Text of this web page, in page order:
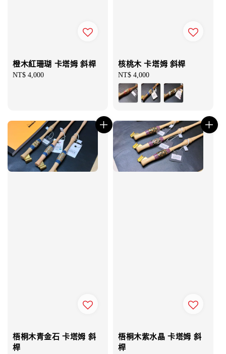
橙木紅珊瑚 卡塔姆 斜桿
Regular
NT$ 4,000
核桃木 卡塔姆 斜桿
Regular
price
NT$ 4,000
梧桐木青金石 卡塔姆 斜
桿
梧桐木紫水晶 卡塔姆 斜
桿